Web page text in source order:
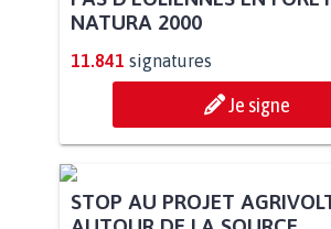
NATURA 2000
11.841 signatures
Je signe